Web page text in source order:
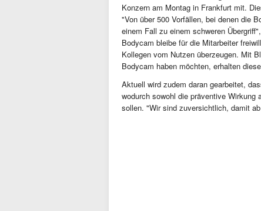
Konzern am Montag in Frankfurt mit.
"Von über 500 Vorfällen, bei denen die
einem Fall zu einem schweren
Bodycam bleibe für die Mitarbeiter
Kollegen vom Nutzen überzeugen. Mit
Bodycam haben möchten, erhalten
Aktuell wird zudem daran gearbeitet,
wodurch sowohl die präventive
sollen. "Wir sind zuversichtlich, damit